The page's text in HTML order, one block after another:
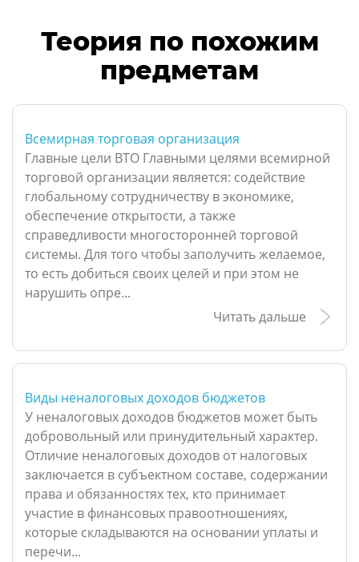
Теория по похожим
предметам
Всемирная торговая организация
Главные цели ВТО Главными целями всемирной
торговой организации является: содействие
глобальному сотрудничеству в экономике,
обеспечение открытости, а также
справедливости многосторонней торговой
системы. Для того чтобы заполучить желаемое,
то есть добиться своих целей и при этом не
нарушить опре...
Читать дальше
Виды неналоговых доходов бюджетов
У неналоговых доходов бюджетов может быть
добровольный или принудительный характер.
Отличие неналоговых доходов от налоговых
заключается в субъектном составе, содержании
права и обязанностях тех, кто принимает
участие в финансовых правоотношениях,
которые складываются на основании уплаты и
перечи...